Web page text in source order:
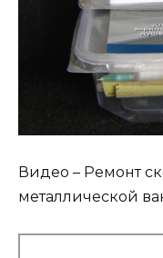
Видео – Ремонт
металлической